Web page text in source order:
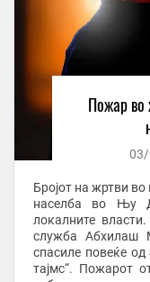
Пожар во
03/
Бројот на жртви
населба во Њу
локалните
служба Абхилаш
спасиле повеќе од
тајмс“. Пожарот оттогаш е изгаснат, а причината за